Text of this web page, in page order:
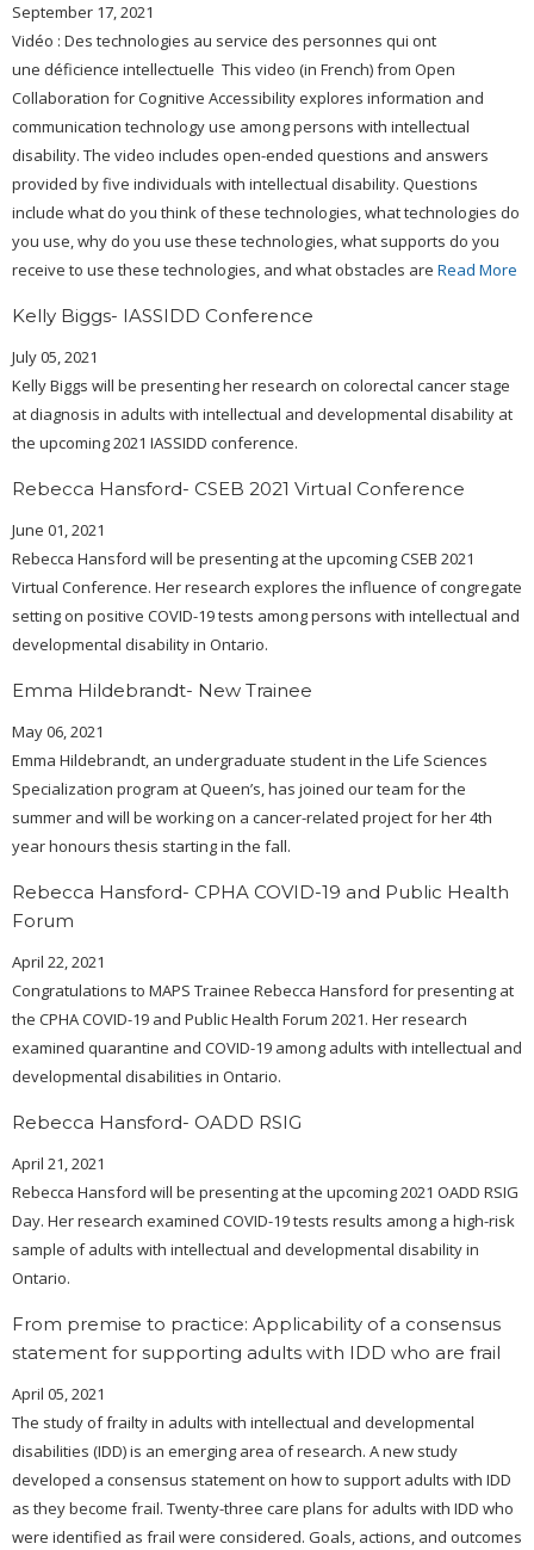
September 17, 2021
Vidéo : Des technologies au service des personnes qui ont
une déficience intellectuelle This video (in French) from Open
Collaboration for Cognitive Accessibility explores information and
communication technology use among persons with intellectual
disability. The video includes open-ended questions and answers
provided by five individuals with intellectual disability. Questions
include what do you think of these technologies, what technologies do
you use, why do you use these technologies, what supports do you
receive to use these technologies, and what obstacles are Read More
Kelly Biggs- IASSIDD Conference
July 05, 2021
Kelly Biggs will be presenting her research on colorectal cancer stage
at diagnosis in adults with intellectual and developmental disability at
the upcoming 2021 IASSIDD conference.
Rebecca Hansford- CSEB 2021 Virtual Conference
June 01, 2021
Rebecca Hansford will be presenting at the upcoming CSEB 2021
Virtual Conference. Her research explores the influence of congregate
setting on positive COVID-19 tests among persons with intellectual and
developmental disability in Ontario.
Emma Hildebrandt- New Trainee
May 06, 2021
Emma Hildebrandt, an undergraduate student in the Life Sciences
Specialization program at Queen’s, has joined our team for the
summer and will be working on a cancer-related project for her 4th
year honours thesis starting in the fall.
Rebecca Hansford- CPHA COVID-19 and Public Health
Forum
April 22, 2021
Congratulations to MAPS Trainee Rebecca Hansford for presenting at
the CPHA COVID-19 and Public Health Forum 2021. Her research
examined quarantine and COVID-19 among adults with intellectual and
developmental disabilities in Ontario.
Rebecca Hansford- OADD RSIG
April 21, 2021
Rebecca Hansford will be presenting at the upcoming 2021 OADD RSIG
Day. Her research examined COVID-19 tests results among a high-risk
sample of adults with intellectual and developmental disability in
Ontario.
From premise to practice: Applicability of a consensus
statement for supporting adults with IDD who are frail
April 05, 2021
The study of frailty in adults with intellectual and developmental
disabilities (IDD) is an emerging area of research. A new study
developed a consensus statement on how to support adults with IDD
as they become frail. Twenty-three care plans for adults with IDD who
were identified as frail were considered. Goals, actions, and outcomes